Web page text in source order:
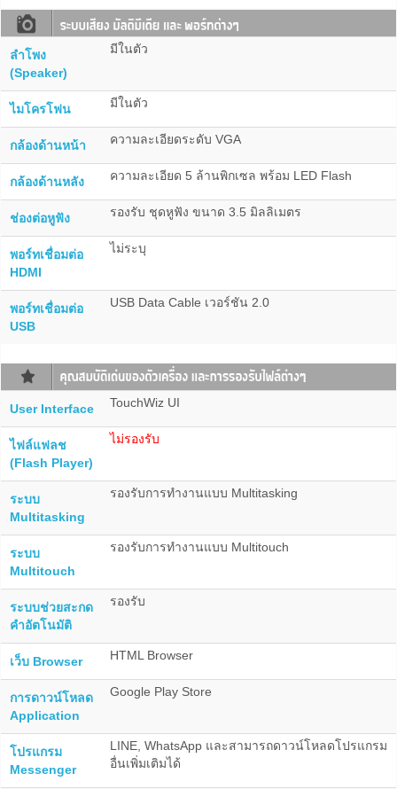
ลำโพง
(Speaker)
มีในตัว
ไมโครโฟน มีในตัว
กล้องด้านหน้า ความละเอียดระดับ VGA
กล้องด้านหลัง ความละเอียด 5 ล้านพิกเซล พร้อม LED Flash
ช่องต่อหูฟัง รองรับ ชุดหูฟัง ขนาด 3.5 มิลลิเมตร
พอร์ทเชื่อมต่อ
HDMI
ไม่ระบุ
พอร์ทเชื่อมต่อ
USB
USB Data Cable เวอร์ชัน 2.0
User Interface TouchWiz UI
ไฟล์แฟลช
(Flash Player)
ไม่รองรับ
ระบบ
Multitasking
รองรับการทำงานแบบ Multitasking
ระบบ
Multitouch
รองรับการทำงานแบบ Multitouch
ระบบช่วยสะกด
คำอัตโนมัติ
รองรับ
เว็บ Browser HTML Browser
การดาวน์โหลด
Application
Google Play Store
โปรแกรม
Messenger
LINE, WhatsApp และสามารถดาวน์โหลดโปรแกรม
อื่นเพิ่มเติมได้